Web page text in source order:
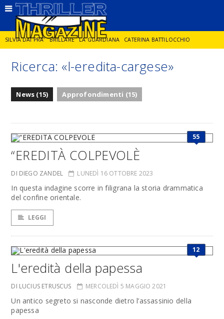
SILVIA DAI PRA' BRILLARE LA GUARDIANA CATERINA BATTILOCCHIO
JORGE DIAZ LA SPIA DELITTO IN CORNICE GIANCARLO DE CATALDO
Ricerca: «l-eredita-cargese»
News (15) Approfondimenti (15)
55
“EREDITÀ COLPEVOLÈ
DI DIEGO ZANDEL LUNEDÌ 16 OTTOBRE 2023
In questa indagine scorre in filigrana la storia drammatica
del confine orientale.
LEGGI
12
L'eredità della papessa
DI LUCIUS ETRUSCUS MERCOLEDÌ 5 MAGGIO 2021
Un antico segreto si nasconde dietro l’assassinio della
papessa